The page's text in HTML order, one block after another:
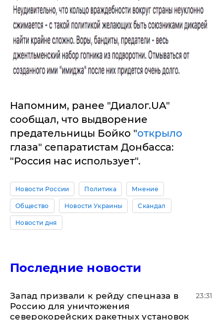
Напомним, ранее "Диалог.UA"
сообщал, что выдворение
предательницы Бойко "открыло
глаза" сепаратистам Донбасса:
"Россия нас использует".
Новости России Политика Мнение
Общество Новости Украины Скандал
Новости дня
Последние новости
Запад призвали к рейду спецназа в
Россию для уничтожения
северокорейских ракетных установок
23:31